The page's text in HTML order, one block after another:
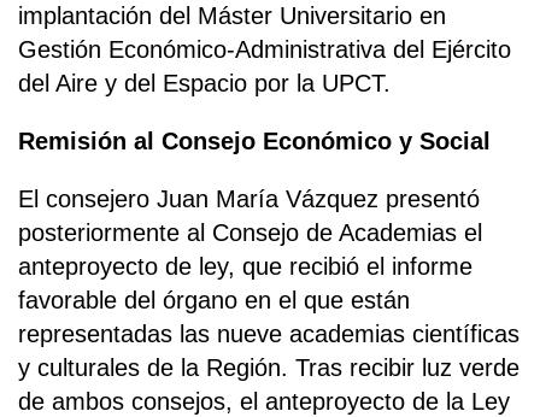
implantación del Máster Universitario en
Gestión Económico-Administrativa del Ejército
del Aire y del Espacio por la UPCT.
Remisión al Consejo Económico y Social
El consejero Juan María Vázquez presentó
posteriormente al Consejo de Academias el
anteproyecto de ley, que recibió el informe
favorable del órgano en el que están
representadas las nueve academias científicas
y culturales de la Región. Tras recibir luz verde
de ambos consejos, el anteproyecto de la Ley